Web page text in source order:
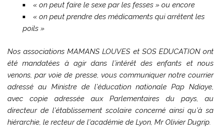
« on peut faire le sexe par les fesses » ou encore
« on peut prendre des médicaments qui arrêtent les
poils »
Nos associations MAMANS LOUVES et SOS EDUCATION ont
été mandatées à agir dans l’intérêt des enfants et nous
venons, par voie de presse, vous communiquer notre courrier
adressé au Ministre de l’éducation nationale Pap Ndiaye,
avec copie adressée aux Parlementaires du pays, au
directeur de l’établissement scolaire concerné ainsi qu’à sa
hiérarchie, le recteur de l’académie de Lyon, Mr Olivier Dugrip.